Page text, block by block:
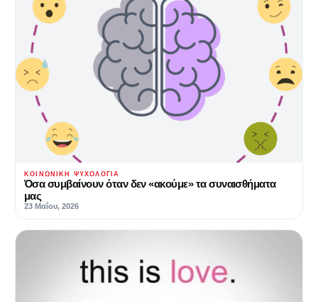
ΚΟΙΝΩΝΙΚΉ ΨΥΧΟΛΟΓΊΑ
Όσα συμβαίνουν όταν δεν «ακούμε» τα συναισθήματα
μας
23 Μαΐου, 2026